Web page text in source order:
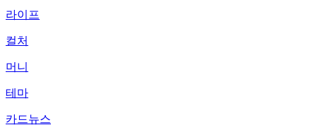
라이프
컬처
머니
테마
카드뉴스